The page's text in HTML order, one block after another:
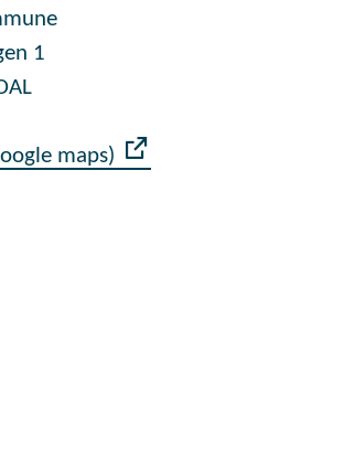
1
maps)